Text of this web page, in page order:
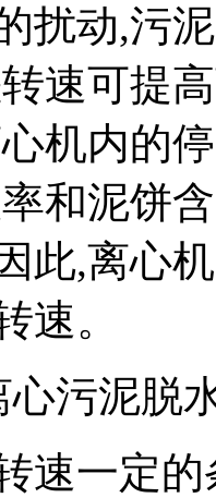
扰动,污
速可提
机内的
和泥饼
此,离心
速。
污泥脱
一定的